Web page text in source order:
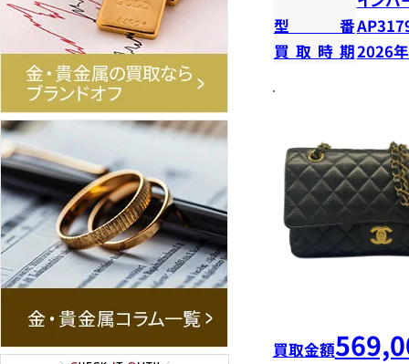
型番
買取時期2026
買取金額